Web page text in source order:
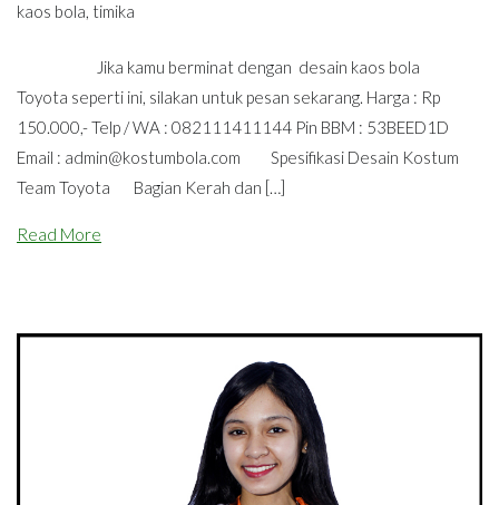
kaos bola, timika
Jika kamu berminat dengan desain kaos bola
Toyota seperti ini, silakan untuk pesan sekarang. Harga : Rp
150.000,- Telp / WA : 082111411144 Pin BBM : 53BEED1D
Email : admin@kostumbola.com Spesifikasi Desain Kostum
Team Toyota Bagian Kerah dan […]
Read More